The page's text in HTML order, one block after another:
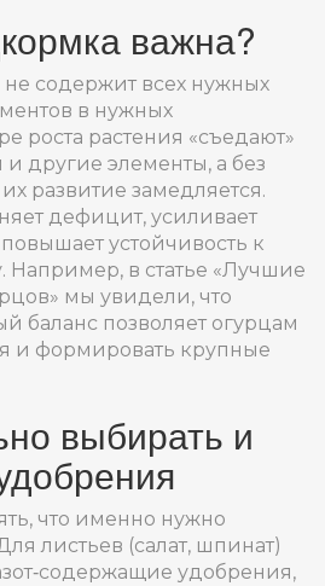
важна?
не содержит всех нужных
в нужных
роста растения «съедают»
и другие элементы, а без
развитие замедляется.
дефицит, усиливает
устойчивость к
Например, в статье «Лучшие
мы увидели, что
баланс позволяет огурцам
и формировать крупные
выбирать и
что именно нужно
листьев (салат, шпинат)
удобрения,